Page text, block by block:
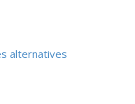
alternatives